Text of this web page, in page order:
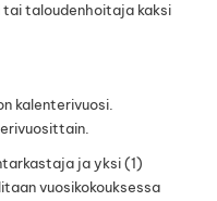
taloudenhoitaja kaksi
kalenterivuosi.
ja yksi (1)
vuosikokouksessa